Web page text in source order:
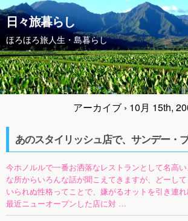
日々旅暮らし
ほろほろ旅人生・島暮らし
アーカイブ › 10月 15th,
あのスタイリッシュ店で、サンデー・
今ホノルルで一番お洒落なレストランとして名高
な所からいろんな話が聞こえてきますが、どーし
いられぬ性格ってことで、嫌がるオットを引き連れ
最近ニューオープンした店に対 …